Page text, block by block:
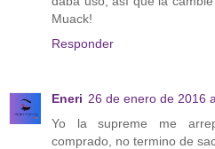
Muack!
Responder
Eneri 26 de enero de 2016
Yo la supreme me
comprado, no termino de